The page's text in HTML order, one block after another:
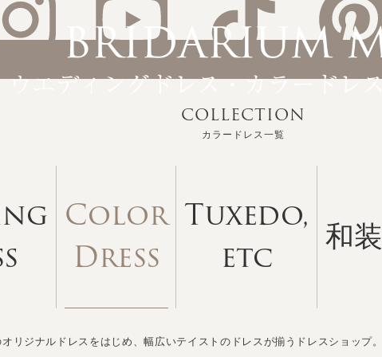
COLLECTION
カラードレス一覧
Color
Dress
Tuxedo,
etc
和装
リジナルドレスをはじめ、幅広いテイストのドレスが揃うドレスショップ。